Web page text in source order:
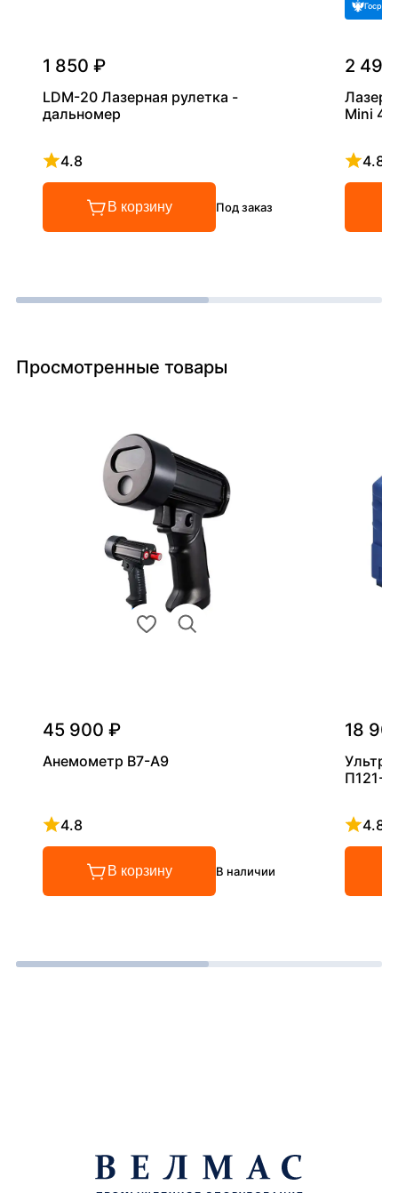
1 850 ₽
LDM-20 Лазерная рулетка -
дальномер
4.8
Рейтинг 4.8 из 5
В корзину Под заказ
2
Mini 40
4.8
Просмотренные товары
45 900 ₽
Анемометр В7-А9
4.8
Рейтинг 4.8 из 5
В корзину В наличии
18
П121-
4.8